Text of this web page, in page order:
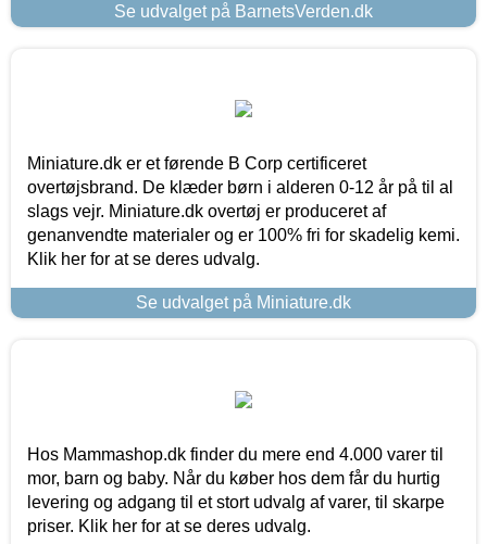
Se udvalget på BarnetsVerden.dk
Miniature.dk er et førende B Corp certificeret
overtøjsbrand. De klæder børn i alderen 0-12 år på til al
slags vejr. Miniature.dk overtøj er produceret af
genanvendte materialer og er 100% fri for skadelig kemi.
Klik her for at se deres udvalg.
Se udvalget på Miniature.dk
Hos Mammashop.dk finder du mere end 4.000 varer til
mor, barn og baby. Når du køber hos dem får du hurtig
levering og adgang til et stort udvalg af varer, til skarpe
priser. Klik her for at se deres udvalg.